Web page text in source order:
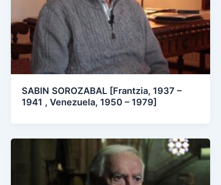
SABIN SOROZABAL [Frantzia, 1937 –
1941 , Venezuela, 1950 – 1979]